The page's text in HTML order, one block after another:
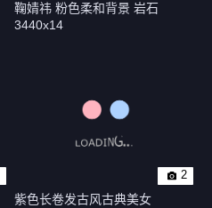
鞠婧祎 粉色柔和背景 岩石
3440x14
2
紫色长卷发古风古典美女